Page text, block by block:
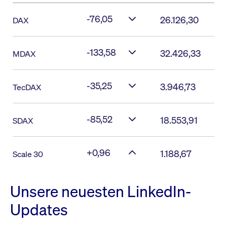
DAX -76,05 26.126,30
MDAX -133,58 32.426,33
TecDAX -35,25 3.946,73
SDAX -85,52 18.553,91
Scale 30 +0,96 1.188,67
Unsere neuesten LinkedIn-
Updates